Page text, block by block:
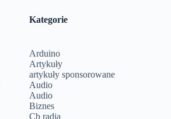
Kategorie
Arduino
Artykuły
artykuły sponsorowane
Audio
Audio
Biznes
Cb radia